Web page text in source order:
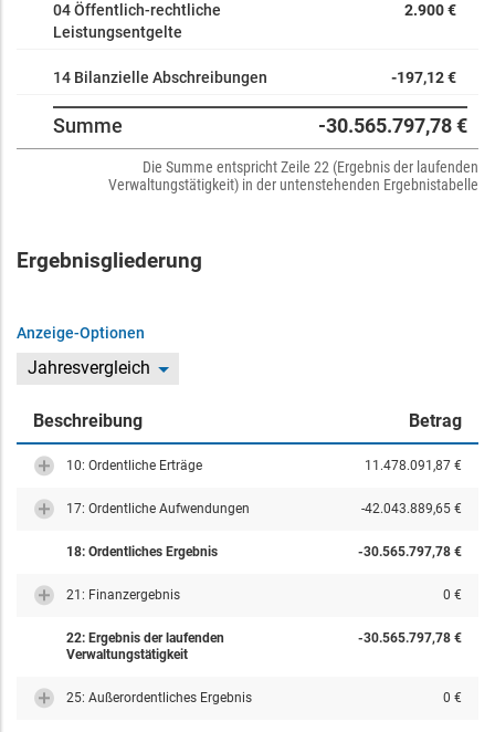
04 Öffentlich-rechtliche
Leistungsentgelte
2.900 €
14 Bilanzielle Abschreibungen -197,12 €
Summe -30.565.797,78 €
Die Summe entspricht Zeile 22 (Ergebnis der laufenden
Verwaltungstätigkeit) in der untenstehenden Ergebnistabelle
Ergebnisgliederung
Anzeige-Optionen
Jahresvergleich
Beschreibung Betrag
10: Ordentliche Erträge 11.478.091,87 €
17: Ordentliche Aufwendungen -42.043.889,65 €
18: Ordentliches Ergebnis -30.565.797,78 €
21: Finanzergebnis 0 €
22: Ergebnis der laufenden
Verwaltungstätigkeit
-30.565.797,78 €
25: Außerordentliches Ergebnis 0 €